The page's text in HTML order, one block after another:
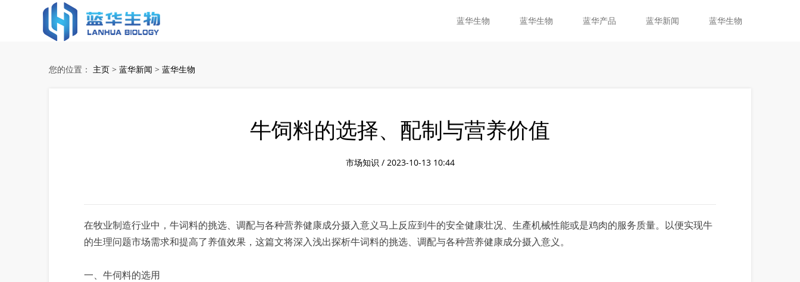
蓝华生物
蓝华生物 蓝华产品 蓝华新闻 蓝华生物
您的位置： 主页 > 蓝华新闻 > 蓝华生物
牛饲料的选择、配制与营养价值
市场知识 / 2023-10-13 10:44
在牧业制造行业中，牛词料的挑选、调配与各种营养健康成分摄入意义马上反应到牛的安全健康壮况、生產机械性能或是鸡肉的服务质量。以便实现牛
的生理问题市场需求和提高了养值效果，这篇文将深入浅出探析牛词料的挑选、调配与各种营养健康成分摄入意义。
一、牛伺料的选用